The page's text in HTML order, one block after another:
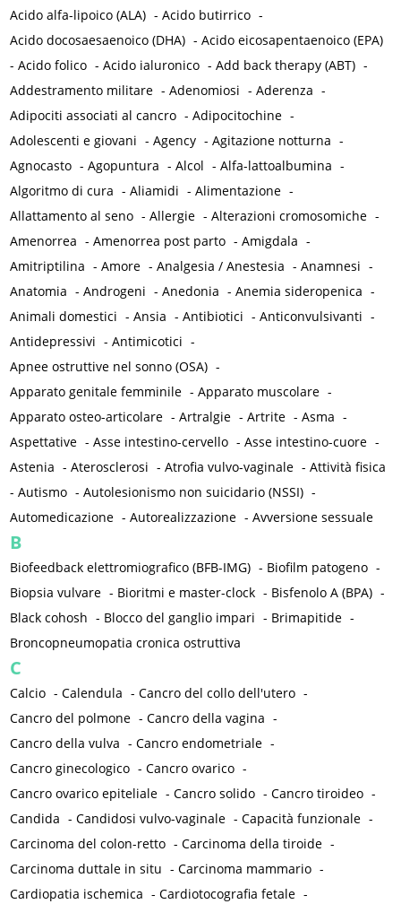
Acido alfa-lipoico (ALA) -Acido butirrico -
Acido docosaesaenoico (DHA) -Acido eicosapentaenoico (EPA)
-Acido folico -Acido ialuronico -Add back therapy (ABT) -
Addestramento militare -Adenomiosi -Aderenza -
Adipociti associati al cancro -Adipocitochine -
Adolescenti e giovani -Agency -Agitazione notturna -
Agnocasto -Agopuntura -Alcol -Alfa-lattoalbumina -
Algoritmo di cura -Aliamidi -Alimentazione -
Allattamento al seno -Allergie -Alterazioni cromosomiche -
Amenorrea -Amenorrea post parto -Amigdala -
Amitriptilina -Amore -Analgesia / Anestesia -Anamnesi -
Anatomia -Androgeni -Anedonia -Anemia sideropenica -
Animali domestici -Ansia -Antibiotici -Anticonvulsivanti -
Antidepressivi -Antimicotici -
Apnee ostruttive nel sonno (OSA) -
Apparato genitale femminile -Apparato muscolare -
Apparato osteo-articolare -Artralgie -Artrite -Asma -
Aspettative -Asse intestino-cervello -Asse intestino-cuore -
Astenia -Aterosclerosi -Atrofia vulvo-vaginale -Attività fisica
-Autismo -Autolesionismo non suicidario (NSSI) -
Automedicazione -Autorealizzazione -Avversione sessuale
B
Biofeedback elettromiografico (BFB-IMG) - Biofilm patogeno -
Biopsia vulvare - Bioritmi e master-clock - Bisfenolo A (BPA) -
Black cohosh - Blocco del ganglio impari - Brimapitide -
Broncopneumopatia cronica ostruttiva
C
Calcio -Calendula -Cancro del collo dell'utero -
Cancro del polmone -Cancro della vagina -
Cancro della vulva -Cancro endometriale -
Cancro ginecologico -Cancro ovarico -
Cancro ovarico epiteliale -Cancro solido -Cancro tiroideo -
Candida -Candidosi vulvo-vaginale -Capacità funzionale -
Carcinoma del colon-retto -Carcinoma della tiroide -
Carcinoma duttale in situ -Carcinoma mammario -
Cardiopatia ischemica -Cardiotocografia fetale -